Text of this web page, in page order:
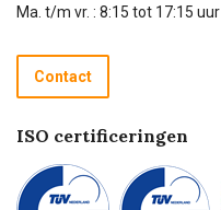
Technische dienst
Recycle programma
Betalen
Ma. t/m vr. : 8:15 tot 17:15 uur
Contact
ISO certificeringen